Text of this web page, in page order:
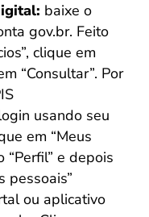
baixe o
gov.br. Feito
clique em
“Consultar”. Por
usando seu
em “Meus
“Perfil” e depois
pessoais”
ou aplicativo